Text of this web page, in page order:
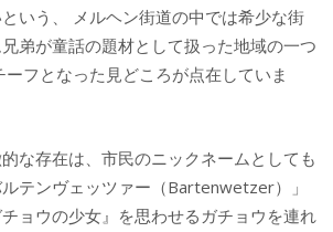
いう、 メルヘン街道の中では希少な街
弟が童話の題材として扱った地域の一つ
フとなった見どころが点在していま
な存在は、市民のニックネームとしても
テンヴェッツァー（Bartenwetzer）」
ョウの少女』を思わせるガチョウを連れ